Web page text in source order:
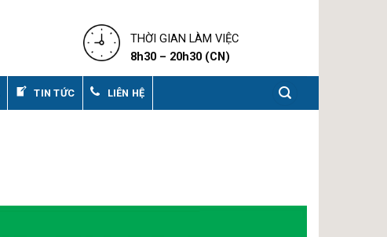
THỜI GIAN LÀM VIỆC
8h30 – 20h30 (CN)
TIN TỨC LIÊN HỆ